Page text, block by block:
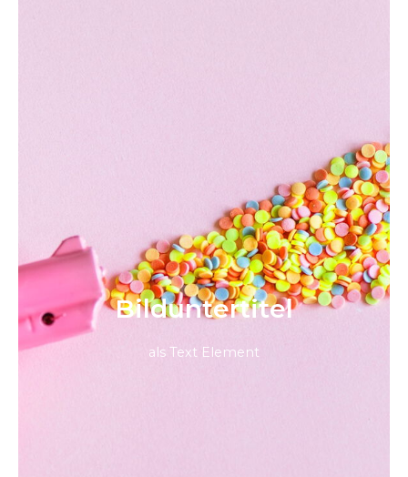
Bild­unter­titel
als Text Element